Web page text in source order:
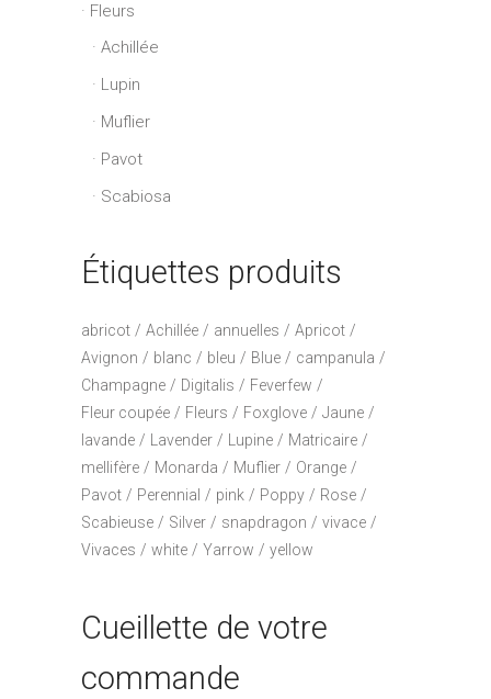
Fleurs
Achillée
Lupin
Muflier
Pavot
Scabiosa
Étiquettes produits
abricot Achillée annuelles
Apricot
Avignon
blanc bleu Blue
campanula
Champagne
Digitalis
Feverfew
Fleur coupée
Fleurs Foxglove
Jaune
lavande
Lavender Lupine
Matricaire
mellifère
Monarda Muflier
Orange
Pavot
Perennial pink Poppy
Rose
Scabieuse
Silver snapdragon
vivace
Vivaces
white Yarrow yellow
Cueillette de votre
commande